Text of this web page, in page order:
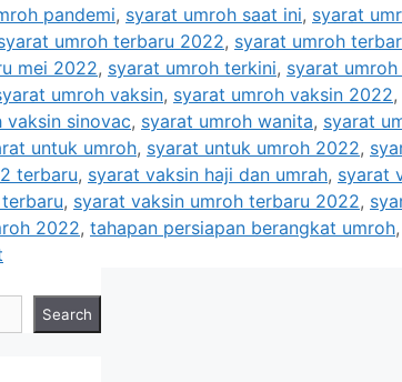
pandemi, syarat umroh saat ini, syarat
umroh terbaru 2022, syarat umroh
mei 2022, syarat umroh terkini, syarat
umroh vaksin, syarat umroh vaksin 2022,
vaksin sinovac, syarat umroh wanita, syarat
untuk umroh, syarat untuk umroh 2022,
terbaru, syarat vaksin haji dan umrah, syarat
, syarat vaksin umroh terbaru 2022,
2022, tahapan persiapan berangkat umroh,
Search